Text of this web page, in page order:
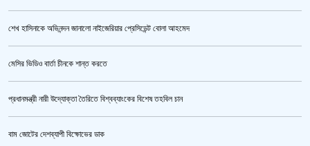
পুলিশ কোনো বিশেষ দলের বা গোষ্ঠীর লাঠিয়াল বাহিনী নয় : স্বরাষ্ট্রমন্ত্রী
শেখ হাসিনাকে অভিনন্দন জানালো নাইজেরিয়ার প্রেসিডেন্ট বোলা আহমেদ
মেসির ভিডিও বার্তা চীনকে শান্ত করতে
প্রধানমন্ত্রী নারী উদ্যোক্তা তৈরিতে বিশ্বব্যাংকের বিশেষ তহবিল চান
বাম জোটের দেশব্যাপী বিক্ষোভের ডাক